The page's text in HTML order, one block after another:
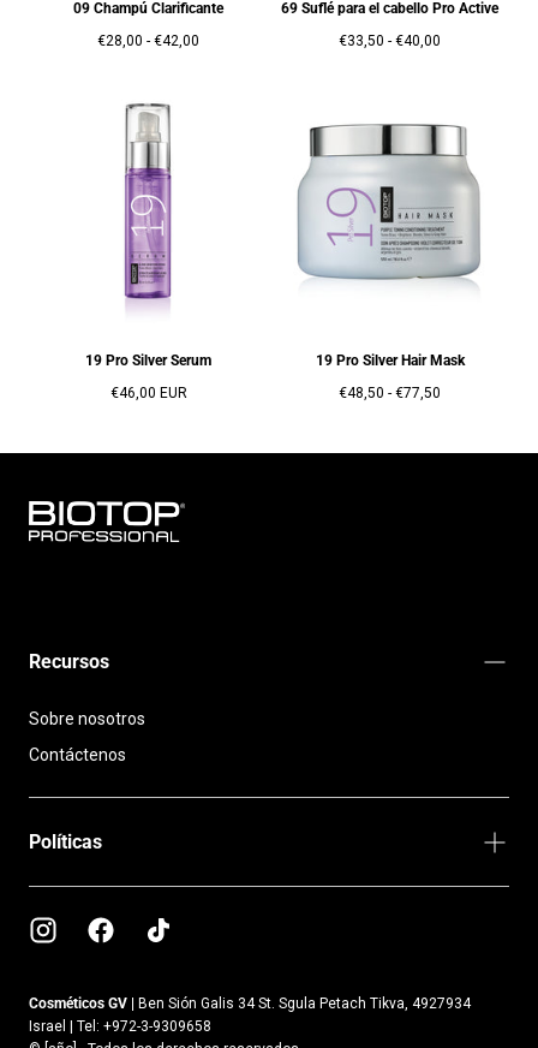
09 Champú Clarificante
Precio
€28,00 - Precio
€42,00
69 Suflé para el cabello Pro Active
Precio
€33,50 - Precio
€40,00
19 Pro Silver Serum
Precio
€46,00 EUR
19 Pro Silver Hair Mask
Precio
€48,50 - Precio
€77,50
Recursos
Sobre nosotros
Contáctenos
Políticas
Cosméticos GV |
Ben Sión Galis 34 St. Sgula Petach Tikva, 4927934
Israel | Tel: +972-3-9309658